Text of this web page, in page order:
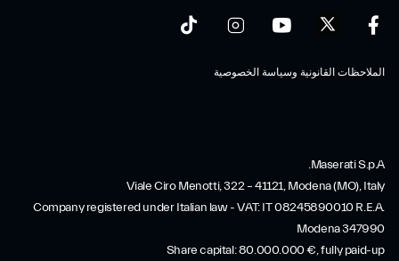
الملاحظات القانونية وسياسة الخصوصية
Maserati S.p.A.
Viale Ciro Menotti, 322 – 41121, Modena (MO), Italy
Company registered under Italian law - VAT: IT 08245890010 R.E.A.
Modena 347990
Share capital: 80.000.000 €, fully paid-up